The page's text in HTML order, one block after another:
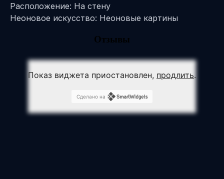
Расположение: На стену
Неоновое искусство: Неоновые картины
Отзывы